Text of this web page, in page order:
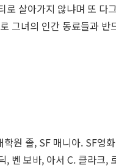
로 살아가지 않냐며 또
그녀의 인간 동료들과
학원 졸, SF 매니아. SF영
, 벤 보바, 아서 C. 클라크,